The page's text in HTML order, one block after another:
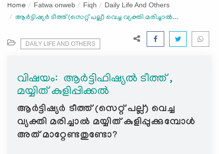
g
l
i
g
a
i
o
Home Fatwa onweb Fiqh Daily Life And Others
ആർട്ടിഷ്യർ ടീത്ത് (സെറ്റ് പല്ല്) വെച്ച വ്യക്തി മരിച്ചാൽ...
DAILY LIFE AND OTHERS
വിഷയം: ‍ ആർട്ടിഫിഷ്യൽ ടീത്ത് ,
മയ്യിത് കുളിപ്പിക്കൽ
ആർട്ടിഷ്യർ ടീത്ത് (സെറ്റ് പല്ല്) വെച്ച
വ്യക്തി മരിച്ചാൽ മയ്യിത് കുളിപ്പുക്കുമ്പോൾ
അത് മാറ്റേണ്ടതുണ്ടോ?